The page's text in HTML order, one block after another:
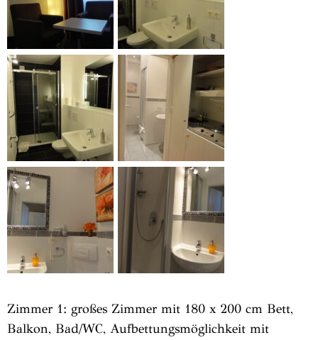
Zimmer 1: großes Zimmer mit 180 x 200 cm Bett,
Balkon, Bad/WC, Aufbettungsmöglichkeit mit